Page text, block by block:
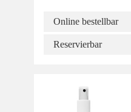
Online bestellbar
Reservierbar